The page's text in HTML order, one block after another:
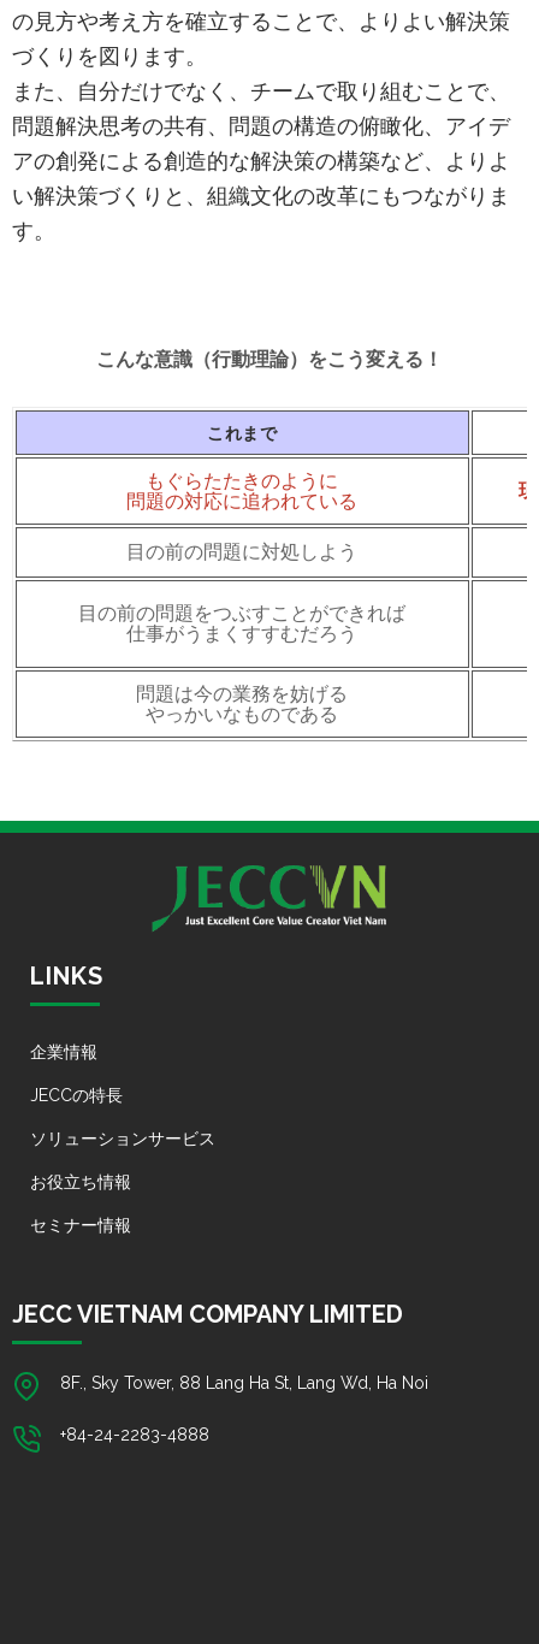
の見方や考え方を確立することで、よりよい解決策
づくりを図ります。
また、自分だけでなく、チームで取り組むことで、
問題解決思考の共有、問題の構造の俯瞰化、アイデ
アの創発による創造的な解決策の構築など、よりよ
い解決策づくりと、組織文化の改革にもつながりま
す。
こんな意識（行動理論）をこう変える！
これまで
もぐらたたきのように
問題の対応に追われている
目の前の問題に対処しよう
目の前の問題をつぶすことができれば
仕事がうまくすすむだろう
問題は今の業務を妨げる
やっかいなものである
LINKS
企業情報
JECCの特長
ソリューションサービス
お役立ち情報
セミナー情報
JECC VIETNAM COMPANY LIMITED
8F., Sky Tower, 88 Lang Ha St, Lang Wd, Ha Noi
+84-24-2283-4888